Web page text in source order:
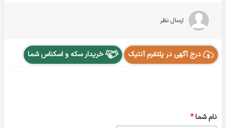
ارسال نظر
درج آگهی در پلتفرم آنتیک خریدار سکه و اسکناس شما
نام شما